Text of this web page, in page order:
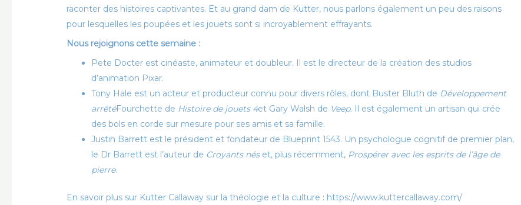
raconter des histoires captivantes. Et au grand dam de Kutter, nous parlons également un peu des raisons
pour lesquelles les poupées et les jouets sont si incroyablement effrayants.
Nous rejoignons cette semaine :
Pete Docter est cinéaste, animateur et doubleur. Il est le directeur de la création des studios
d’animation Pixar.
Tony Hale est un acteur et producteur connu pour divers rôles, dont Buster Bluth de Développement
arrêtéFourchette de Histoire de jouets 4et Gary Walsh de Veep. Il est également un artisan qui crée
des bols en corde sur mesure pour ses amis et sa famille.
Justin Barrett est le président et fondateur de Blueprint 1543. Un psychologue cognitif de premier plan,
le Dr Barrett est l’auteur de Croyants néset, plus récemment, Prospérer avec les esprits de l’âge de
pierre.
En savoir plus sur Kutter Callaway sur la théologie et la culture : https://www.kuttercallaway.com/